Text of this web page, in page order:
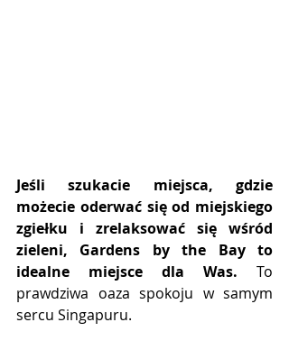
Jeśli szukacie miejsca, gdzie
możecie oderwać się od miejskiego
zgiełku i zrelaksować się wśród
zieleni, Gardens by the Bay to
idealne miejsce dla Was. To
prawdziwa oaza spokoju w samym
sercu Singapuru.